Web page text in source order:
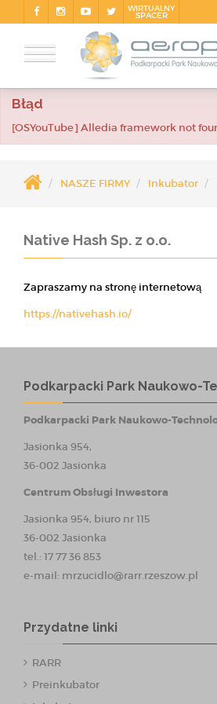
WIRTUALNY
SPACER
Błąd
[OSYouTube] Alledia framework not
NASZE FIRMY Inkubator
Native Hash Sp. z o.o.
Zapraszamy na stronę internetową
https://nativehash.io/
Podkarpacki Park Naukowo-
Podkarpacki Park Naukowo-
Jasionka 954,
36-002 Jasionka
Centrum Obsługi Inwestora
Jasionka 954, biuro nr 115
36-002 Jasionka
tel.: 17 77 36 853
e-mail: mrzucidlo@rarr.rzeszow.pl
Przydatne linki
RARR
Preinkubator